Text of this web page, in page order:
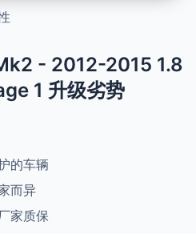
- 2012-2015 1.8
1 升级劣势
的车辆
而异
家质保